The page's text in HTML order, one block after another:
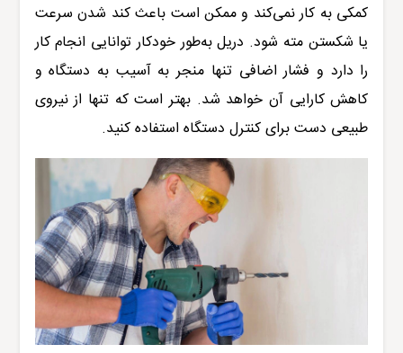
کمکی به کار نمی‌کند و ممکن است باعث کند شدن سرعت
یا شکستن مته شود. دریل به‌طور خودکار توانایی انجام کار
را دارد و فشار اضافی تنها منجر به آسیب به دستگاه و
کاهش کارایی آن خواهد شد. بهتر است که تنها از نیروی
طبیعی دست برای کنترل دستگاه استفاده کنید.